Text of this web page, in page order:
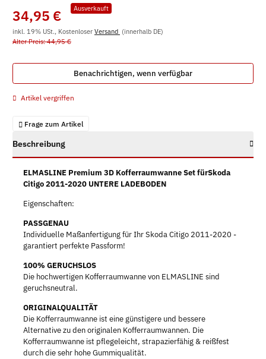
Ausverkauft
34,95 €
inkl. 19% USt., Kostenloser Versand (innerhalb DE)
Alter Preis: 44,95 €
Benachrichtigen, wenn verfügbar
Artikel vergriffen
Frage zum Artikel
Beschreibung
ELMASLINE Premium 3D Kofferraumwanne Set fürSkoda
Citigo 2011-2020 UNTERE LADEBODEN
Eigenschaften:
PASSGENAU
Individuelle Maßanfertigung für Ihr Skoda Citigo 2011-2020 -
garantiert perfekte Passform!
100% GERUCHSLOS
Die hochwertigen Kofferraumwanne von ELMASLINE sind
geruchsneutral.
ORIGINALQUALITÄT
Die Kofferraumwanne ist eine günstigere und bessere
Alternative zu den originalen Kofferraumwannen. Die
Kofferraumwanne ist pflegeleicht, strapazierfähig & reißfest
durch die sehr hohe Gummiqualität.